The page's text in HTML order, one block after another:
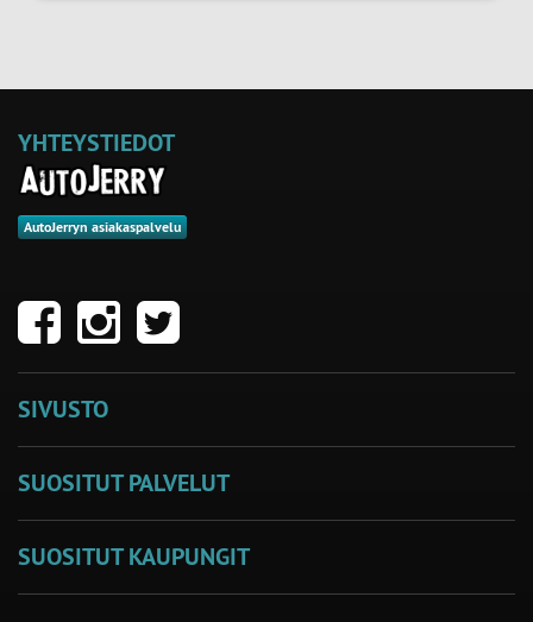
YHTEYSTIEDOT
AutoJerryn asiakaspalvelu
SIVUSTO
SUOSITUT PALVELUT
SUOSITUT KAUPUNGIT